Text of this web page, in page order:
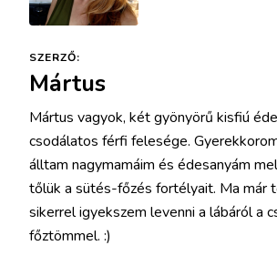
SZERZŐ:
Mártus
Mártus vagyok, két gyönyörű kisfiú
csodálatos férfi felesége.
álltam nagymamáim és édesanyám
tőlük a sütés-főzés fortélyait. Ma már
sikerrel igyekszem levenni a lábáról a
főztömmel. :)